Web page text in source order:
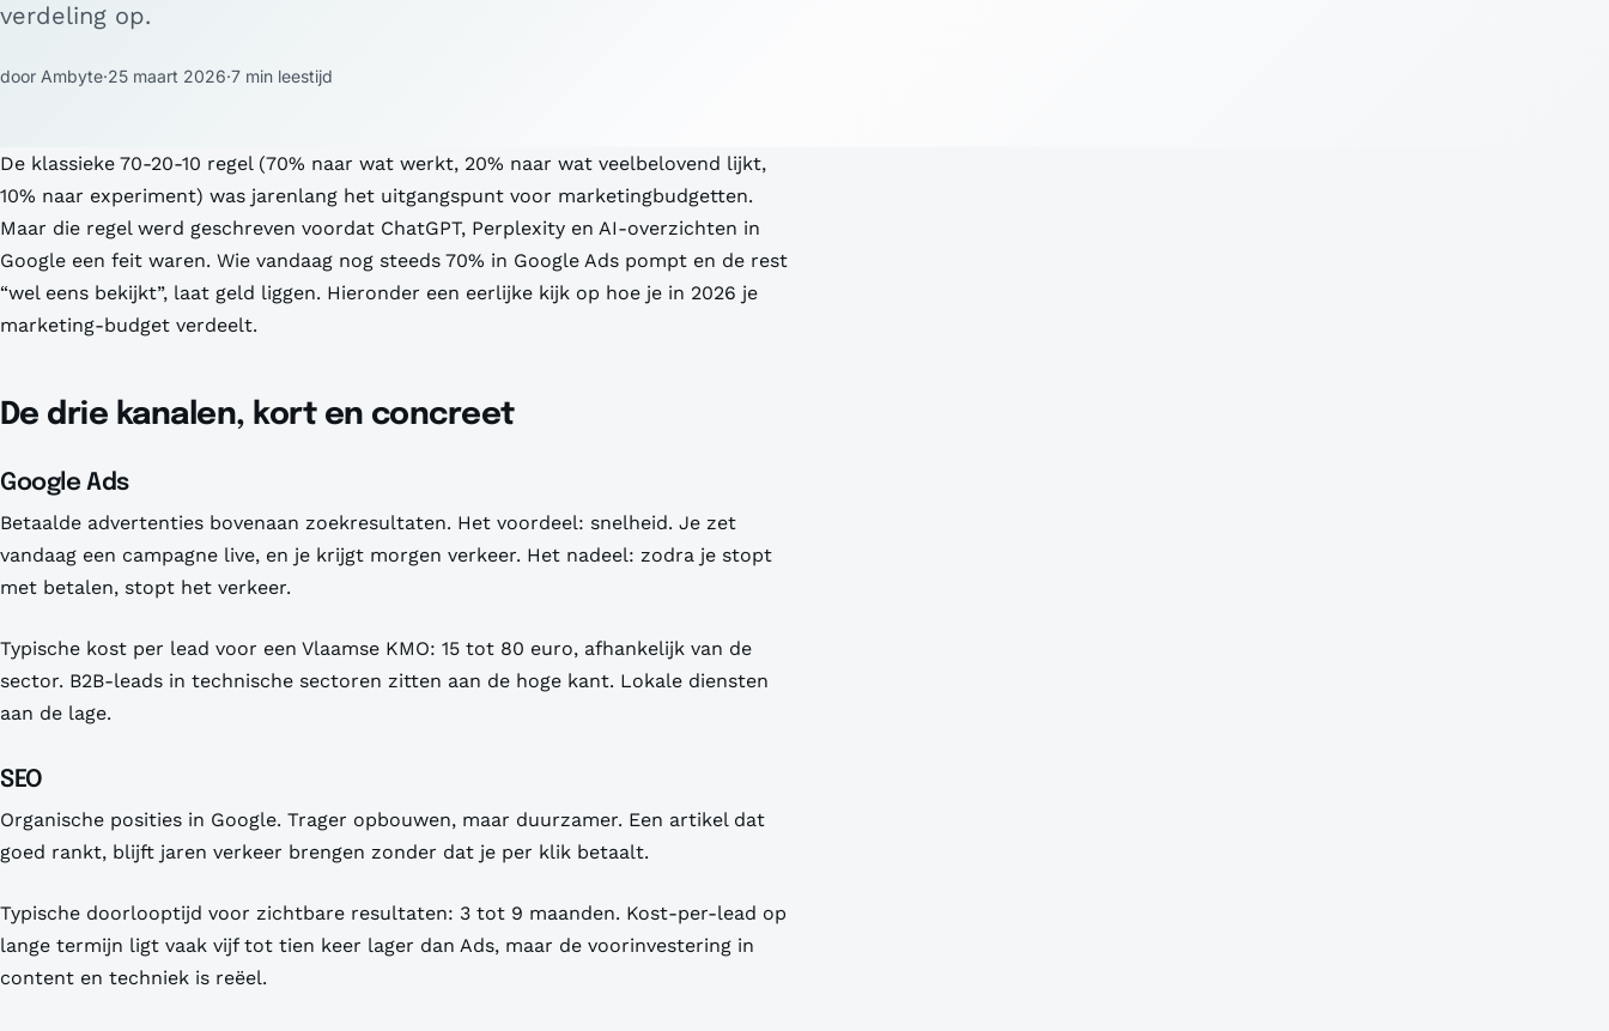
verdeling op.
door Ambyte·25 maart 2026·7 min leestijd
De klassieke 70-20-10 regel (70% naar wat werkt, 20% naar wat veelbelovend lijkt,
10% naar experiment) was jarenlang het uitgangspunt voor marketingbudgetten.
Maar die regel werd geschreven voordat ChatGPT, Perplexity en AI-overzichten in
Google een feit waren. Wie vandaag nog steeds 70% in Google Ads pompt en de rest
“wel eens bekijkt”, laat geld liggen. Hieronder een eerlijke kijk op hoe je in 2026 je
marketing-budget verdeelt.
De drie kanalen, kort en concreet
Google Ads
Betaalde advertenties bovenaan zoekresultaten. Het voordeel: snelheid. Je zet
vandaag een campagne live, en je krijgt morgen verkeer. Het nadeel: zodra je stopt
met betalen, stopt het verkeer.
Typische kost per lead voor een Vlaamse KMO: 15 tot 80 euro, afhankelijk van de
sector. B2B-leads in technische sectoren zitten aan de hoge kant. Lokale diensten
aan de lage.
SEO
Organische posities in Google. Trager opbouwen, maar duurzamer. Een artikel dat
goed rankt, blijft jaren verkeer brengen zonder dat je per klik betaalt.
Typische doorlooptijd voor zichtbare resultaten: 3 tot 9 maanden. Kost-per-lead op
lange termijn ligt vaak vijf tot tien keer lager dan Ads, maar de voorinvestering in
content en techniek is reëel.